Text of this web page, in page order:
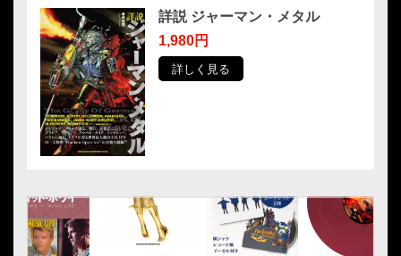
詳説 ジャーマン・メタル
1,980円
詳しく見る